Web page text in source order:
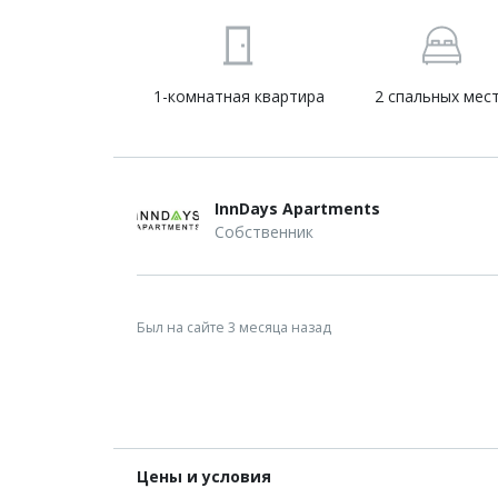
1-комнатная квартира 2 спальных
InnDays Apartments
Собственник
Был на сайте 3 месяца назад
Цены и условия